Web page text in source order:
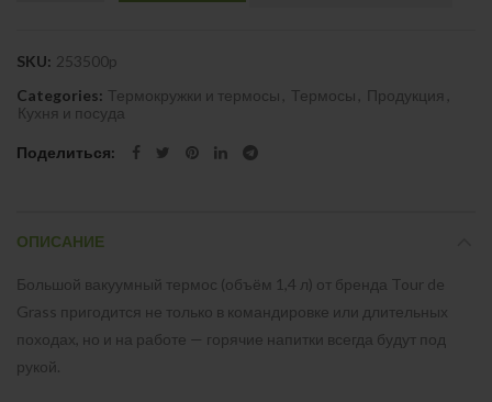
SKU: 253500p
Categories: Термокружки и термосы Термосы Продукция
Кухня и посуда
Поделиться
ОПИСАНИЕ
Большой вакуумный термос (объём 1,4 л) от бренда Tour de
Grass пригодится не только в командировке или длительных
походах, но и на работе — горячие напитки всегда будут под
рукой.